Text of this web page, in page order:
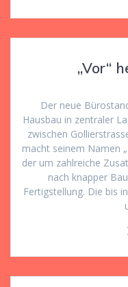
„Vor“
Der neue
Hausbau in zentraler
zwischen
macht seinem Namen
der um zahlreiche
nach knapper
Fertigstellung. Die bis